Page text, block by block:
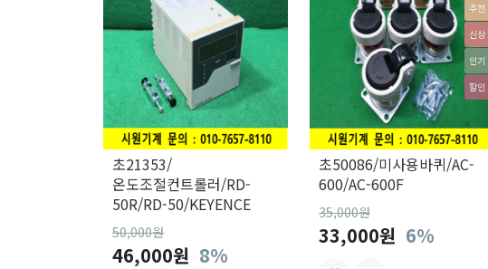
초21353/
온도조절컨트롤러/RD-
50R/RD-50/KEYENCE
50,000원
46,000원 8%
추천
신상
인기
할인
초50086/미사용바퀴/AC-
600/AC-600F
35,000원
33,000원 6%